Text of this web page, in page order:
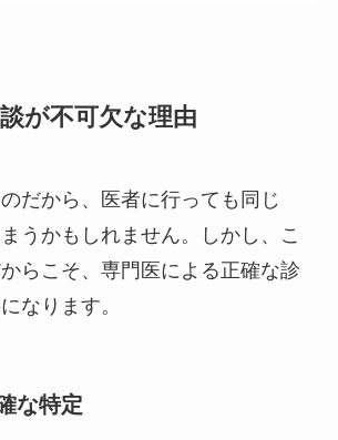
が不可欠な理由
のだから、医者に行っても同じ
うかもしれません。しかし、こ
らこそ、専門医による正確な診
なります。
な特定